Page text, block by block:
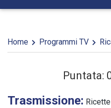
Home Programmi TV
Puntata:
Trasmissione: